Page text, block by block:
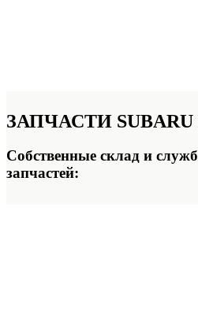
ЗАПЧАСТИ SUBARU
Собственные склад и
запчастей: